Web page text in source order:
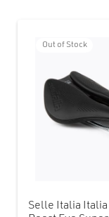
Out of Stock
Selle Italia